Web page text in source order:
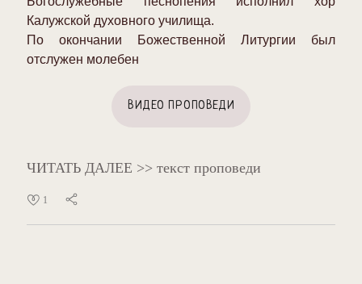
Калужской духовного училища.
По окончании Божественной Литургии был
ВИДЕО ПРОПОВЕДИ